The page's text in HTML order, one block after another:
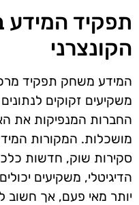
תפקיד
הקונצרני
המידע משחק תפקיד
משקיעים זקוקים
החברות המנפיקות את
מושכלות. המקורות
סקירות שוק, חדשות
הדיגיטלי, משקיעים
יותר מאי פעם, אך חשוב